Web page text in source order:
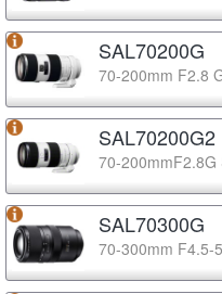
SAL70200G
70-200mm F2.8
SAL70200G2
70-200mmF2.8G
SAL70300G
70-300mm F4.5-